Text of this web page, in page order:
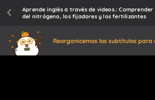
Aprende inglés a través de videos.:
del nitrógeno, los fijadores y los fertilizantes
Reorganicemos los subtítulos para